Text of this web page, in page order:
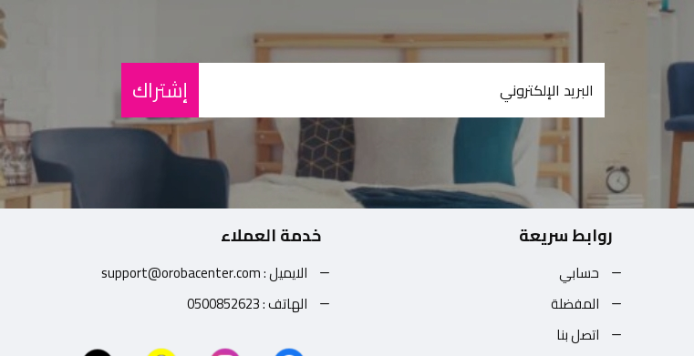
إشتراك
روابط سريعة
حسابي
المفضلة
اتصل بنا
خدمة العملاء
الايميل : support@orobacenter.com
الهاتف : 0500852623